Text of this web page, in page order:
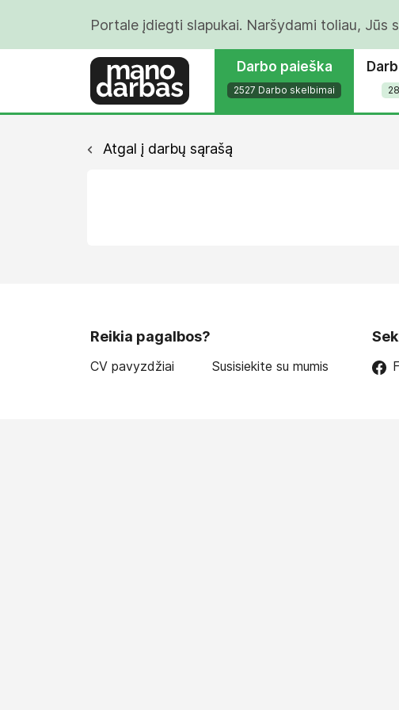
Portale įdiegti slapukai. Naršydami toliau, Jūs
Darbo paieška
2527 Darbo skelbimai
Atgal į darbų sąrašą
Reikia pagalbos?
CV pavyzdžiai Susisiekite su mumis